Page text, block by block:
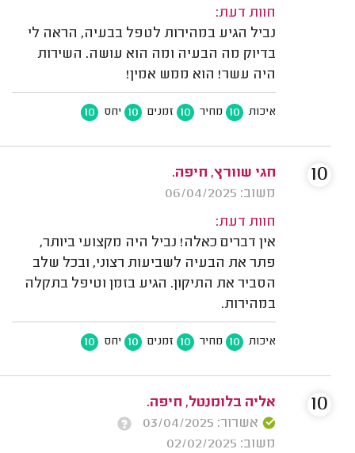
חוות דעת:
נביל הגיע במהירות לטפל בבעיה, הראה לי
בדיוק מה הבעיה ומה הוא עושה. השירות
היה עשר! הוא ממש אמין!
איכות 10 מחיר 10 זמנים 10 יחס 10
חגי שוורץ, חיפה.
משוב: 06/04/2025
חוות דעת:
אין דברים כאלה! נביל היה מקצועי ביותר,
פתר את הבעיה לשביעות רצוני, ובכל שלב
הסביר את התיקון. הגיע בזמן וטיפל בתקלה
במהירות.
איכות 10 מחיר 10 זמנים 10 יחס 10
10
אליה בלומנטל, חיפה.
אשרור: 03/04/2025
משוב: 02/02/2025
10